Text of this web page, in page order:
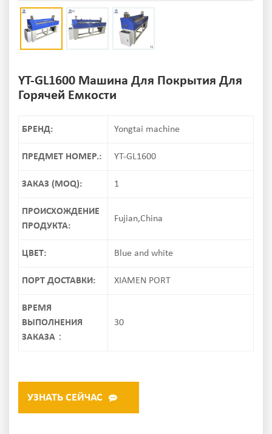
YT-GL1600 Машина Для Покрытия Для
Горячей Емкости
БРЕНД: Yongtai machine
ПРЕДМЕТ НОМЕР.: YT-GL1600
ЗАКАЗ (MOQ): 1
ПРОИСХОЖДЕНИЕ
ПРОДУКТА:
Fujian,China
ЦВЕТ: Blue and white
ПОРТ ДОСТАВКИ: XIAMEN PORT
ВРЕМЯ
ВЫПОЛНЕНИЯ
ЗАКАЗА：
30
УЗНАТЬ СЕЙЧАС